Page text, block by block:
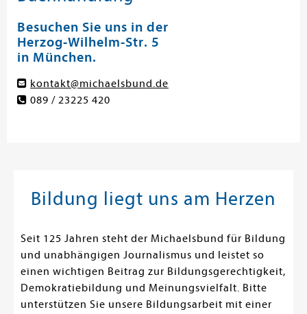
Besuchen Sie uns in der
Herzog-Wilhelm-Str. 5
in München.
kontakt@michaelsbund.de
089 / 23225 420
Bildung liegt uns am Herzen
Seit 125 Jahren steht der Michaelsbund für Bildung
und unabhängigen Journalismus und leistet so
einen wichtigen Beitrag zur Bildungsgerechtigkeit,
Demokratiebildung und Meinungsvielfalt. Bitte
unterstützen Sie unsere Bildungsarbeit mit einer